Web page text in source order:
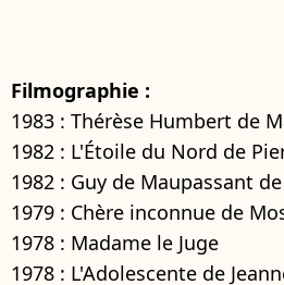
Filmographie :
1983 : Thérèse Humbert de
1982 : L'Étoile du Nord de
1982 : Guy de Maupassant
1979 : Chère inconnue de
1978 : Madame le Juge
1978 : L'Adolescente de